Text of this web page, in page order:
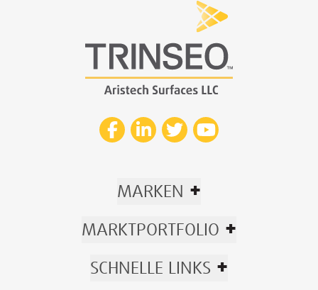
MARKEN +
MARKTPORTFOLIO +
SCHNELLE LINKS +